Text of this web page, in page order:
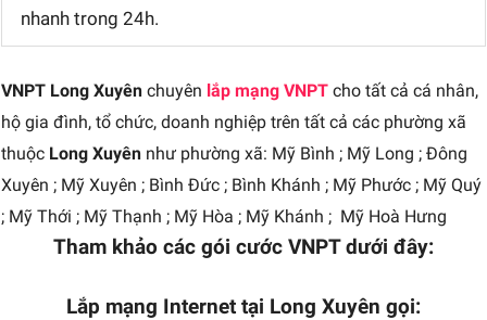
nhanh trong 24h.
VNPT Long Xuyên chuyên lắp mạng VNPT cho tất cả cá nhân,
hộ gia đình, tổ chức, doanh nghiệp trên tất cả các phường xã
thuộc Long Xuyên như phường xã: Mỹ Bình ; Mỹ Long ; Đông
Xuyên ; Mỹ Xuyên ; Bình Đức ; Bình Khánh ; Mỹ Phước ; Mỹ Quý
; Mỹ Thới ; Mỹ Thạnh ; Mỹ Hòa ; Mỹ Khánh ; Mỹ Hoà Hưng
Tham khảo các gói cước VNPT dưới đây:
Lắp mạng Internet tại Long Xuyên gọi: